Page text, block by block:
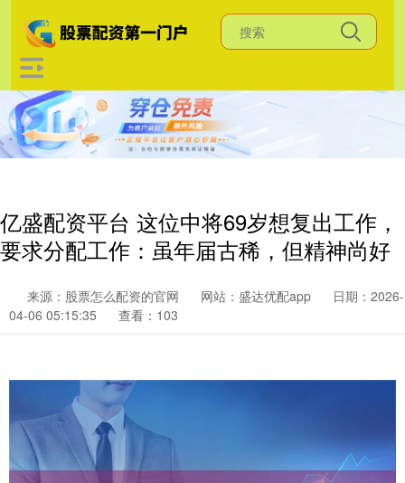
亿盛配资平台 这位中将69岁想复出工作，
要求分配工作：虽年届古稀，但精神尚好
来源：股票怎么配资的官网 网站：盛达优配app
日期：2026-
04-06 05:15:35
查看：103